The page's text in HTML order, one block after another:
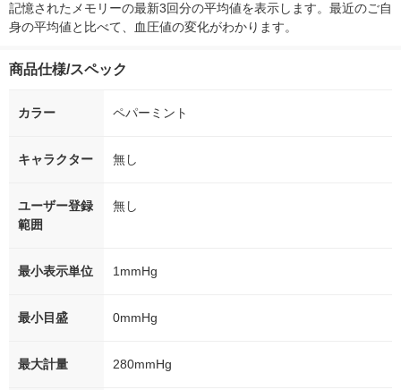
記憶されたメモリーの最新3回分の平均値を表示します。最近のご自
身の平均値と比べて、血圧値の変化がわかります。
商品仕様/スペック
カラー ペパーミント
キャラクター 無し
ユーザー登録
範囲
無し
最小表示単位 1mmHg
最小目盛 0mmHg
最大計量 280mmHg